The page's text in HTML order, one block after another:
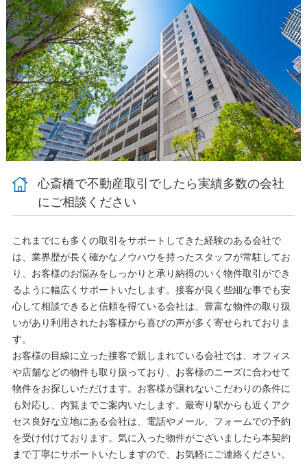
心斎橋で不動産取引でしたら実績多数の会社
にご相談ください
これまでにも多くの取引をサポートしてきた経験のある会社で
は、業界歴が長く確かなノウハウを持ったスタッフが常駐してお
り、お客様のお悩みをしっかりと承り納得のいく物件取引ができ
るように幅広くサポートいたします。接客が良く些細な事でも安
心して相談できると信頼を得ている会社は、豊富な物件の取り扱
いがあり利用されたお客様から喜びの声が多く寄せられておりま
す。
お客様の目線に立った接客で親しまれている会社では、オフィス
や店舗などの物件も取り扱っており、お客様のニーズに合わせて
物件をお探しいただけます。お客様が譲れないこだわりの条件に
も対応し、内覧までご案内いたします。最寄り駅からも近くアク
セス良好な立地にある会社は、電話やメール、フォームでの予約
を受け付けております。気に入った物件がございましたら本契約
まで丁寧にサポートいたしますので、お気軽にご連絡ください。